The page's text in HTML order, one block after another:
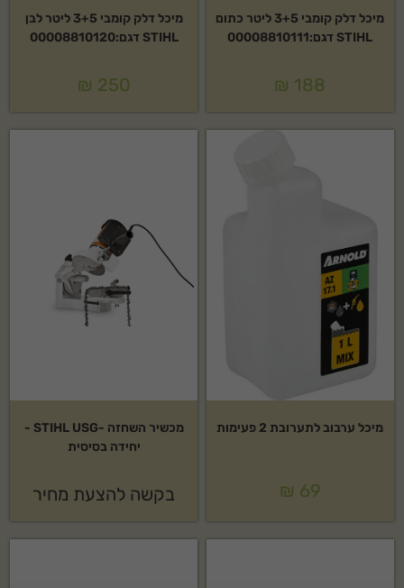
מיכל דלק קומבי 3+5 ליטר כתום
STIHL דגם:00008810111
₪ 188
מיכל דלק קומבי 3+5 ליטר לבן
STIHL דגם:00008810120
₪ 250
מיכל ערבוב לתערובת 2 פעימות
₪ 69
מכשיר השחזה -STIHL USG -
יחידה בסיסית
בקשה להצעת מחיר